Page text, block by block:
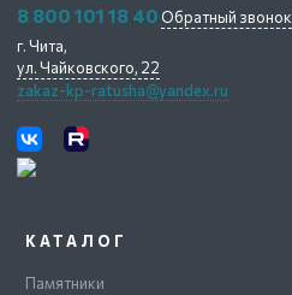
КАТАЛОГ
Памятники
8 800 101 18 40 Обратный звонок
г. Чита,
ул. Чайковского, 22
zakaz-kp-ratusha@yandex.ru